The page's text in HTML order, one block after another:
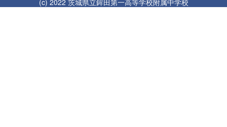
(c) 2022 茨城県立鉾田第一高等学校附属中学校